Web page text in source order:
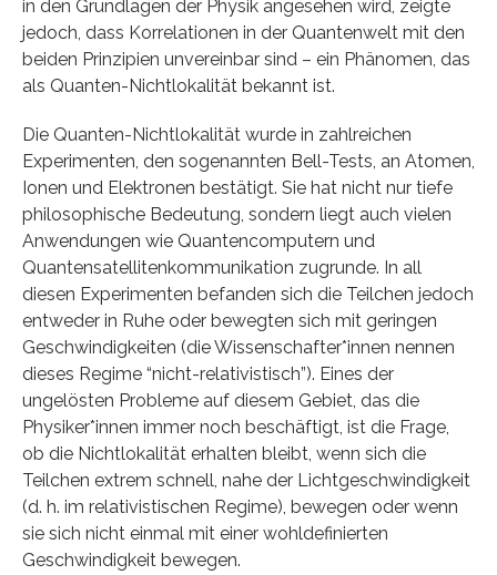
in den Grundlagen der Physik angesehen wird, zeigte
jedoch, dass Korrelationen in der Quantenwelt mit den
beiden Prinzipien unvereinbar sind – ein Phänomen, das
als Quanten-Nichtlokalität bekannt ist.
Die Quanten-Nichtlokalität wurde in zahlreichen
Experimenten, den sogenannten Bell-Tests, an Atomen,
Ionen und Elektronen bestätigt. Sie hat nicht nur tiefe
philosophische Bedeutung, sondern liegt auch vielen
Anwendungen wie Quantencomputern und
Quantensatellitenkommunikation zugrunde. In all
diesen Experimenten befanden sich die Teilchen jedoch
entweder in Ruhe oder bewegten sich mit geringen
Geschwindigkeiten (die Wissenschafter*innen nennen
dieses Regime “nicht-relativistisch”). Eines der
ungelösten Probleme auf diesem Gebiet, das die
Physiker*innen immer noch beschäftigt, ist die Frage,
ob die Nichtlokalität erhalten bleibt, wenn sich die
Teilchen extrem schnell, nahe der Lichtgeschwindigkeit
(d. h. im relativistischen Regime), bewegen oder wenn
sie sich nicht einmal mit einer wohldefinierten
Geschwindigkeit bewegen.